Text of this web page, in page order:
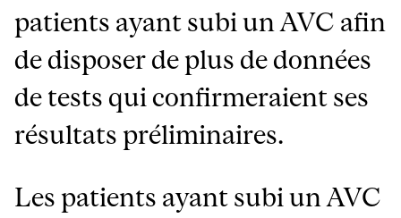
patients ayant subi un AVC afin
de disposer de plus de données
de tests qui confirmeraient ses
résultats préliminaires.
Les patients ayant subi un AVC